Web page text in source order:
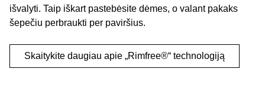
išvalyti. Taip iškart pastebėsite dėmes, o valant pakaks
šepečiu perbraukti per paviršius.
Skaitykite daugiau apie „Rimfree®“ technologiją